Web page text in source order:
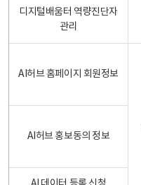
디지털배움터 역량진단자
관리
AI허브 홈페이지 회원정보
AI허브 홍보동의 정보